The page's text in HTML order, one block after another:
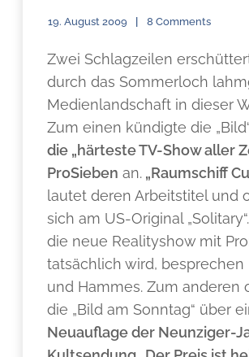
19. August 2009 8 Comments
Zwei Schlagzeilen
durch das Sommerloch
Medienlandschaft in dieser
Zum einen kündigte die
die „härteste TV-Show aller
ProSieben an. „Raumschiff
lautet deren Arbeitstitel und
sich am US-Original
die neue Realityshow mit
tatsächlich wird, besprechen
und Hammes. Zum anderen
die „Bild am Sonntag“ über
Neuauflage der Neunziger-